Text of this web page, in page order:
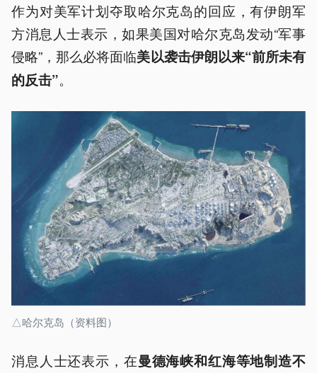
作为对美军计划夺取哈尔克岛的回应，有伊朗军
方消息人士表示，如果美国对哈尔克岛发动“军事
侵略”，那么必将面临美以袭击伊朗以来“前所未有
的反击”。
△哈尔克岛（资料图）
消息人士还表示，在曼德海峡和红海等地制造不